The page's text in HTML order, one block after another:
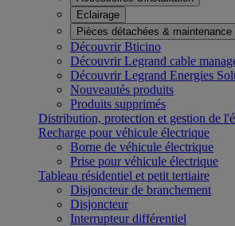
Eclairage
Pièces détachées & maintenance
Découvrir Bticino
Découvrir Legrand cable
Découvrir Legrand Energies
Nouveautés produits
Produits supprimés
Distribution, protection et gestion de
Recharge pour véhicule électrique
Borne de véhicule électrique
Prise pour véhicule électrique
Tableau résidentiel et petit tertiaire
Disjoncteur de branchement
Disjoncteur
Interrupteur différentiel